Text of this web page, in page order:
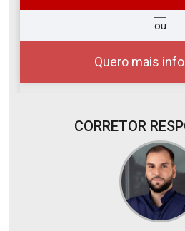
ou
Quero mais
Qual o melhor
08:00
CORRETOR